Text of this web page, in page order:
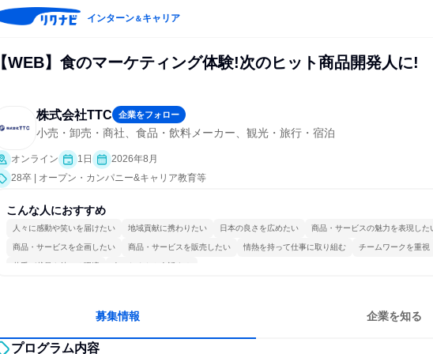
インターン＆キャリア
【WEB】食のマーケティング体験!次のヒット商品開発人に!
株式会社TTC 企業をフォロー
小売・卸売・商社、食品・飲料メーカー、観光・旅行・宿泊
オンライン 1日
2026年8月
28卒 | オープン・カンパニー&キャリア教育等
こんな人におすすめ
人々に感動や笑いを届けたい 地域貢献に携わりたい 日本の良さを広めたい 商品・サービスの魅力を表現した
商品・サービスを企画したい 商品・サービスを販売したい 情熱を持って仕事に取り組む チームワークを重視
若手が裁量を持てる環境 人とたくさん会話する
募集情報 企業を知る
プログラム内容